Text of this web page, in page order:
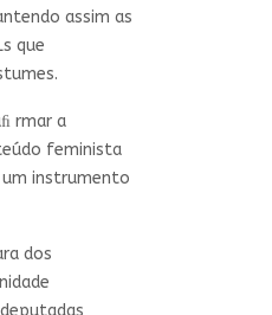
assim as
que
rmar a
feminista
instrumento
dos